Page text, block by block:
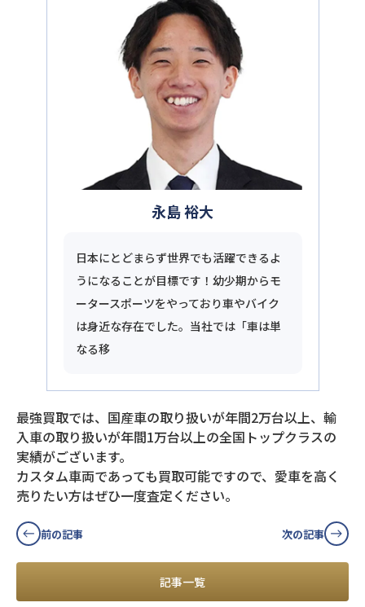
永島 裕大
日本にとどまらず世界でも活躍できるよ
うになることが目標です！幼少期からモ
ータースポーツをやっており車やバイク
は身近な存在でした。当社では「車は単
なる移
最強買取では、国産車の取り扱いが年間2万台以上、輸
入車の取り扱いが年間1万台以上の全国トップクラスの
実績がございます。
カスタム車両であっても買取可能ですので、愛車を高く
売りたい方はぜひ一度査定ください。
前の記事
記事一覧
次の記事